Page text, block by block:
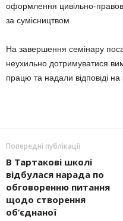
оформлення цивільно-
за сумісництвом.
На завершення семінару
неухильно дотримуватися
працю та надали відповіді на
Попередні публікації
В Тартакові школі
відбулася нарада по
обговоренню питання
щодо створення
об’єднаної